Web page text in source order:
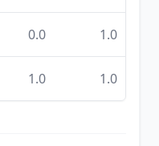
0.0 1.0
1.0 1.0